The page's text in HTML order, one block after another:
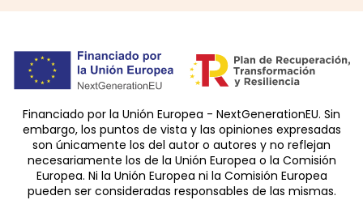
Financiado por la Unión Europea - NextGenerationEU. Sin
embargo, los puntos de vista y las opiniones expresadas
son únicamente los del autor o autores y no reflejan
necesariamente los de la Unión Europea o la Comisión
Europea. Ni la Unión Europea ni la Comisión Europea
pueden ser consideradas responsables de las mismas.